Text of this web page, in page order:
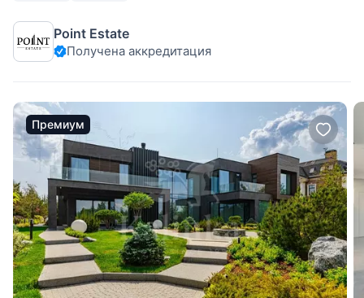
поселке с выдающейся инфраструктурой и потрясающими
живописными пейзажами - "Никольская
Point Estate
Получена аккредитация
Премиум